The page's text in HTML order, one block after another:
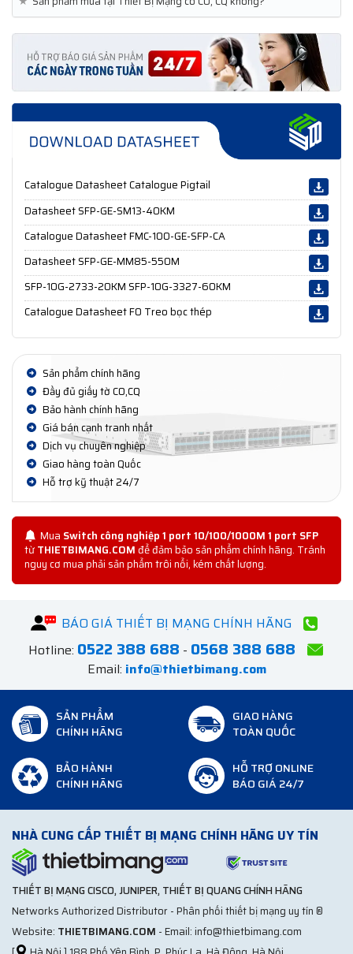
Catalogue Datasheet Catalogue Pigtail
Datasheet SFP-GE-SM13-40KM
Catalogue Datasheet FMC-100-GE-SFP-CA
Datasheet SFP-GE-MM85-550M
SFP-10G-2733-20KM SFP-10G-3327-60KM
Catalogue Datasheet FO Treo bọc thép
Sản phẩm chính hãng
Đầy đủ giấy tờ CO,CQ
Bảo hành chính hãng
Giá bán cạnh tranh nhất
Dịch vụ chuyên nghiệp
Giao hàng toàn Quốc
Hỗ trợ kỹ thuật 24/7
Mua Switch công nghiệp 1 port 10/100/1000M 1 port SFP
từTHIETBIMANG.COMđể đảm bảo sản phẩm chính hãng. Tránh
nguy cơ mua phải sản phẩm trôi nổi, kém chất lượng.
BÁO GIÁ THIẾT BỊ MẠNG CHÍNH HÃNG
Hotline: 0522 388 688 - 0568 388 688
Email: info@thietbimang.com
SẢN PHẨM
CHÍNH HÃNG
GIAO HÀNG
TOÀN QUỐC
BẢO HÀNH
CHÍNH HÃNG
HỖ TRỢ ONLINE
BÁO GIÁ 24/7
NHÀ CUNG CẤP THIẾT BỊ MẠNG CHÍNH HÃNG UY TÍN
THIẾT BỊ MẠNG CISCO, JUNIPER, THIẾT BỊ QUANG CHÍNH HÃNG
Networks Authorized Distributor - Phân phối thiết bị mạng uy tín ®
Website: THIETBIMANG.COM - Email: info@thietbimang.com